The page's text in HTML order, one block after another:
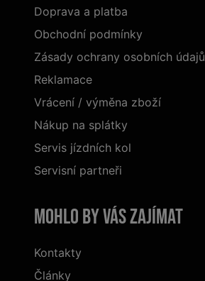
Doprava a platba
Obchodní podmínky
Zásady ochrany osobních údajů
Reklamace
Vrácení / výměna zboží
Nákup na splátky
Servis jízdních kol
Servisní partneři
Mohlo by vás zajímat
Kontakty
Články